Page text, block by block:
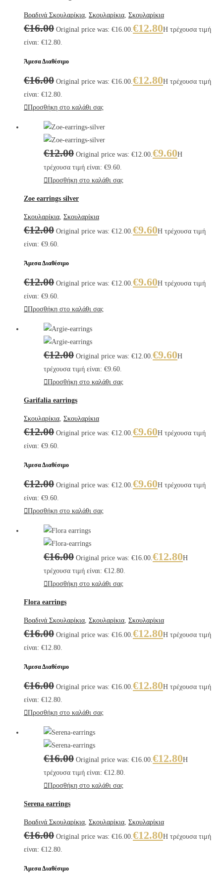
Βραδινά Σκουλαρίκια, Σκουλαρίκια, Σκουλαρίκια
€16.00 Original price was: €16.00.€12.80Η τρέχουσα τιμή
είναι: €12.80.
Άμεσα Διαθέσιμο
€16.00 Original price was: €16.00.€12.80Η τρέχουσα τιμή
είναι: €12.80.
Προσθήκη στο καλάθι σας
€12.00 Original price was: €12.00.€9.60Η
τρέχουσα τιμή είναι: €9.60.
Προσθήκη στο καλάθι σας
Zoe earrings silver
Σκουλαρίκια, Σκουλαρίκια
€12.00 Original price was: €12.00.€9.60Η τρέχουσα τιμή
είναι: €9.60.
Άμεσα Διαθέσιμο
€12.00 Original price was: €12.00.€9.60Η τρέχουσα τιμή
είναι: €9.60.
Προσθήκη στο καλάθι σας
€12.00 Original price was: €12.00.€9.60Η
τρέχουσα τιμή είναι: €9.60.
Προσθήκη στο καλάθι σας
Garifalia earrings
Σκουλαρίκια, Σκουλαρίκια
€12.00 Original price was: €12.00.€9.60Η τρέχουσα τιμή
είναι: €9.60.
Άμεσα Διαθέσιμο
€12.00 Original price was: €12.00.€9.60Η τρέχουσα τιμή
είναι: €9.60.
Προσθήκη στο καλάθι σας
€16.00 Original price was: €16.00.€12.80Η
τρέχουσα τιμή είναι: €12.80.
Προσθήκη στο καλάθι σας
Flora earrings
Βραδινά Σκουλαρίκια, Σκουλαρίκια, Σκουλαρίκια
€16.00 Original price was: €16.00.€12.80Η τρέχουσα τιμή
είναι: €12.80.
Άμεσα Διαθέσιμο
€16.00 Original price was: €16.00.€12.80Η τρέχουσα τιμή
είναι: €12.80.
Προσθήκη στο καλάθι σας
€16.00 Original price was: €16.00.€12.80Η
τρέχουσα τιμή είναι: €12.80.
Προσθήκη στο καλάθι σας
Serena earrings
Βραδινά Σκουλαρίκια, Σκουλαρίκια, Σκουλαρίκια
€16.00 Original price was: €16.00.€12.80Η τρέχουσα τιμή
είναι: €12.80.
Άμεσα Διαθέσιμο